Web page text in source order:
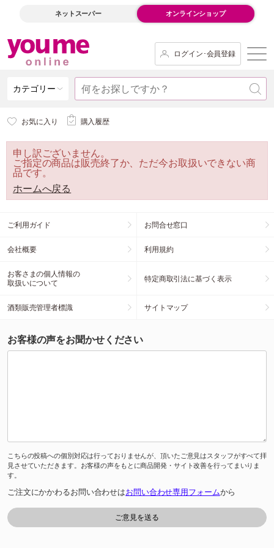
ネットスーパー オンラインショップ
ログイン･会員登録
カテゴリー
お気に入り 購入履歴
申し訳ございません。
ご指定の商品は販売終了か、ただ今お取扱いできない商
品です。
ホームへ戻る
ご利用ガイド お問合せ窓口
会社概要 利用規約
お客さまの個人情報の
取扱いについて
特定商取引法に基づく表示
酒類販売管理者標識 サイトマップ
お客様の声をお聞かせください
こちらの投稿への個別対応は行っておりませんが、頂いたご意見はスタッフがすべて拝
見させていただきます。お客様の声をもとに商品開発・サイト改善を行ってまいりま
す。
ご注文にかかわるお問い合わせはお問い合わせ専用フォームから